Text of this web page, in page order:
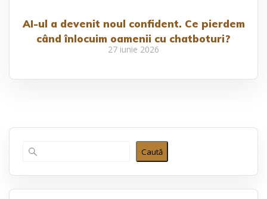
AI-ul a devenit noul confident. Ce pierdem
când înlocuim oamenii cu chatboturi?
27 iunie 2026
Caută